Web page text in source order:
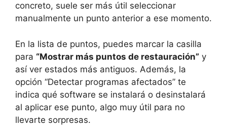
concreto, suele ser más útil seleccionar
manualmente un punto anterior a ese momento.
En la lista de puntos, puedes marcar la casilla
para “Mostrar más puntos de restauración” y
así ver estados más antiguos. Además, la
opción “Detectar programas afectados” te
indica qué software se instalará o desinstalará
al aplicar ese punto, algo muy útil para no
llevarte sorpresas.